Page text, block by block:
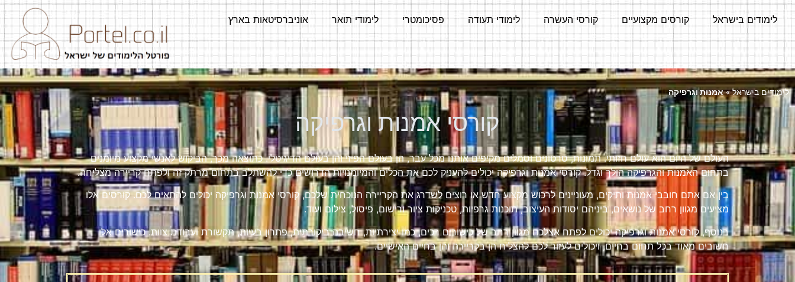
לימודים בישראל קורסים מקצועיים קורסי העשרה לימודי תעודה פסיכומטרי לימודי תואר אוניברסיטאות בארץ
לימודים בישראל»אמנות וגרפיקה
קורסי אמנות וגרפיקה
העולם של היום הוא עולם חזותי. תמונות, סרטונים וסמלים מקיפים אותנו מכל עבר, הן בעולם הפיזי והן בעולם הדיגיטלי. כתוצאה מכך, הביקוש לאנשי מקצוע מיומנים
בתחום האמנות והגרפיקה הולך וגדל. קורסי אמנות וגרפיקה יכולים להעניק לכם את הכלים והמיומנויות הדרושים כדי להשתלב בתחום מרתק זה ולפתח קריירה מצליחה.
בין אם אתם חובבי אמנות ותיקים, מעוניינים לרכוש מקצוע חדש או רוצים לשדרג את הקריירה הנוכחית שלכם, קורסי אמנות וגרפיקה יכולים להתאים לכם. קורסים אלו
מציעים מגוון רחב של נושאים, ביניהם יסודות העיצוב, תוכנות גרפיות, טכניקות ציור ורישום, פיסול, צילום ועוד.
בנוסף, קורסי אמנות וגרפיקה יכולים לפתח אצלכם מגוון רחב של כישורים רכים, כמו יצירתיות, חשיבה ביקורתית, פתרון בעיות, תקשורת ועבודת צוות. כישורים אלו
חשובים מאוד בכל תחום בחיים, ויכולים לעזור לכם להצליח הן בקריירה והן בחיים האישיים.